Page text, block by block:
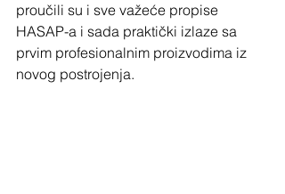
proučili su i sve važeće propise
HASAP-a i sada praktički izlaze sa
prvim profesionalnim proizvodima iz
novog postrojenja.